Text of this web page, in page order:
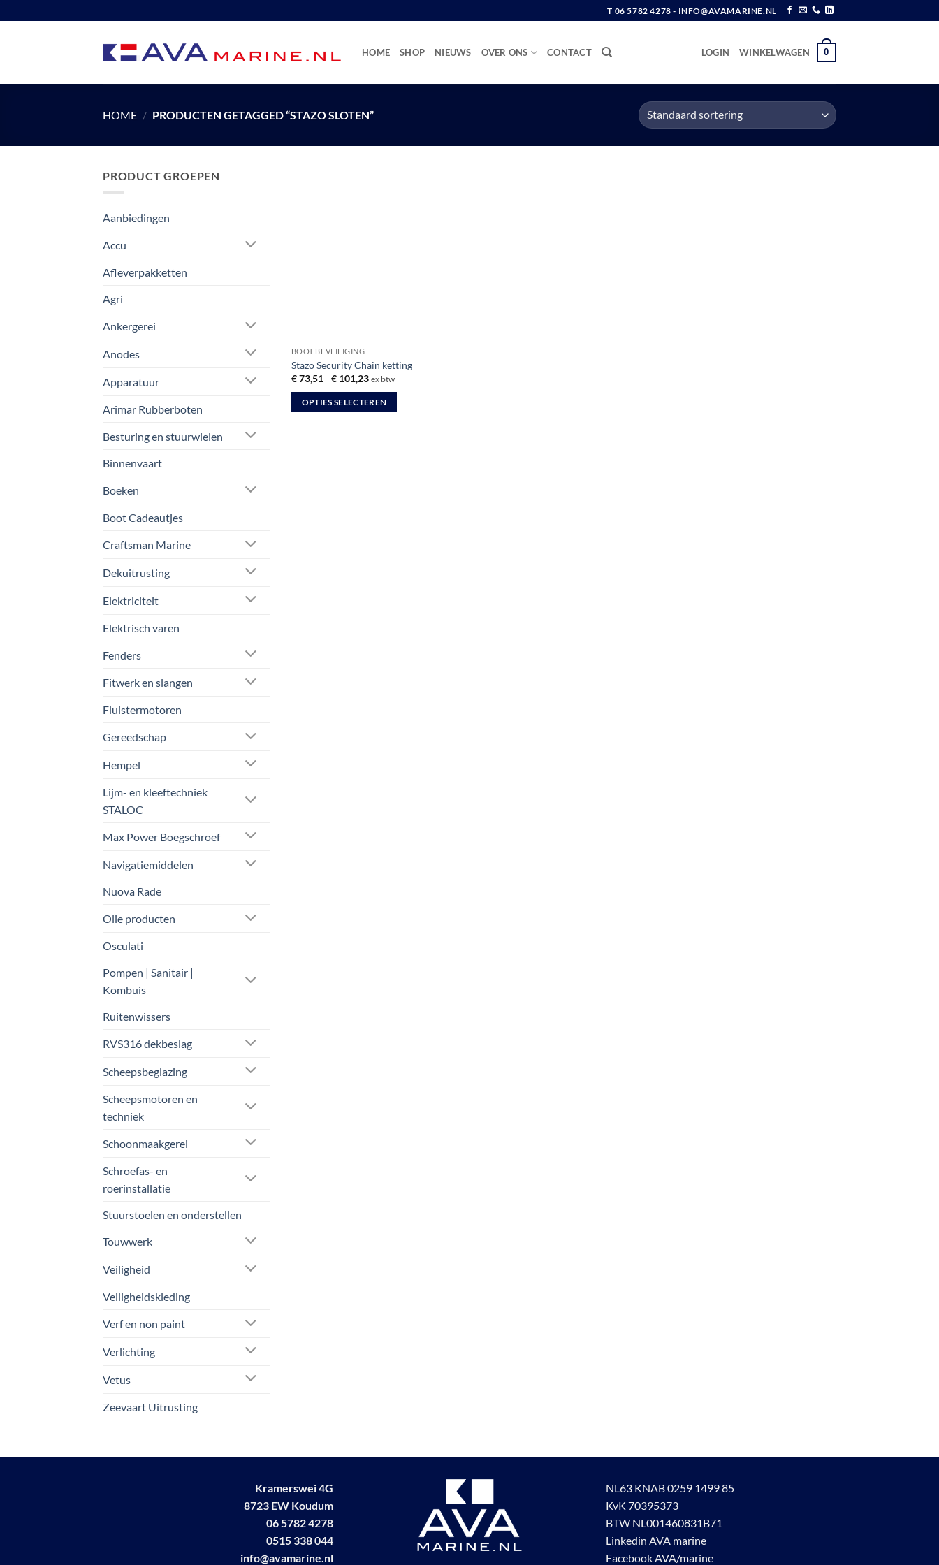
naar
T 06 5782 4278 - INFO@AVAMARINE.NL
HOME SHOP NIEUWS OVER ONS CONTACT LOGIN WINKELWAGEN 0
HOME / PRODUCTEN GETAGGED “STAZO SLOTEN”
PRODUCT GROEPEN
Aanbiedingen
Accu
Afleverpakketten
Agri
Ankergerei
Anodes
Apparatuur
Arimar Rubberboten
Besturing en stuurwielen
Binnenvaart
Boeken
Boot Cadeautjes
Craftsman Marine
Dekuitrusting
Elektriciteit
Elektrisch varen
Fenders
Fitwerk en slangen
Fluistermotoren
Gereedschap
Hempel
Lijm- en kleeftechniek
STALOC
Max Power Boegschroef
Navigatiemiddelen
Nuova Rade
Olie producten
Osculati
Pompen | Sanitair |
Kombuis
Ruitenwissers
RVS316 dekbeslag
Scheepsbeglazing
Scheepsmotoren en
techniek
Schoonmaakgerei
Schroefas- en
roerinstallatie
Stuurstoelen en onderstellen
Touwwerk
Veiligheid
Veiligheidskleding
Verf en non paint
Verlichting
Vetus
Zeevaart Uitrusting
BOOT BEVEILIGING
Stazo Security Chain ketting
€73,51-€101,23Prijsklasse:
tot
€ 101,23
ex btw
OPTIES SELECTEREN
Kramerswei 4G
8723 EW Koudum
06 5782 4278
0515 338 044
info@avamarine.nl
NL63 KNAB 0259 1499 85
KvK 70395373
BTW NL001460831B71
Linkedin AVA marine
Facebook AVA/marine